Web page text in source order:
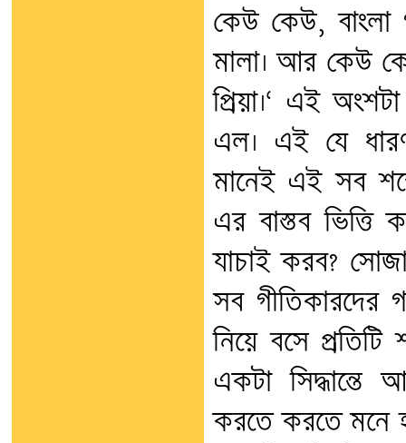
কেউ কেউ,
মালা। আর কেউ
প্রিয়া।‘ এই
এল। এই যে
মানেই এই সব
এর বাস্তব ভিত্তি
যাচাই করব?
সব গীতিকারদের
নিয়ে বসে
একটা সিদ্ধান্তে
করতে করতে মনে